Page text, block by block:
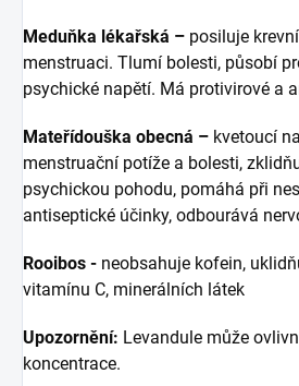
Meduňka lékařská – posiluje
menstruaci. Tlumí bolesti, působí
psychické napětí. Má protivirové a
Mateřídouška obecná – kvetoucí
menstruační potíže a bolesti,
psychickou pohodu, pomáhá při
antiseptické účinky, odbourává
Rooibos - neobsahuje kofein,
vitamínu C, minerálních látek
Upozornění: Levandule může
koncentrace.